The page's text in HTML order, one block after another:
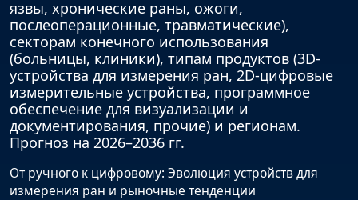
язвы, хронические раны, ожоги,
послеоперационные, травматические),
секторам конечного использования
(больницы, клиники), типам продуктов (3D-
устройства для измерения ран, 2D-цифровые
измерительные устройства, программное
обеспечение для визуализации и
документирования, прочие) и регионам.
Прогноз на 2026–2036 гг.
От ручного к цифровому: Эволюция устройств для
измерения ран и рыночные тенденции